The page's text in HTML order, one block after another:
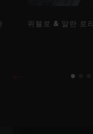
위블로 & 알란 로